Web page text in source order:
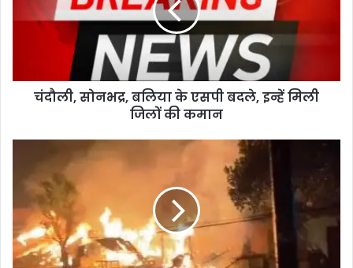
जिलों
चंदौली, सोनभद्र, बलिया के एसपी बदले, इन्हें मिली
जिलों की कमान
भारी,
दुकानें
जलकर
राख,
50